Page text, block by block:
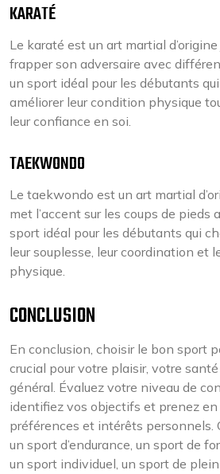
KARATÉ
Le karaté est un art martial
frapper son adversaire avec
un sport idéal pour les débutants
améliorer leur condition physique
leur confiance en soi.
TAEKWONDO
Le taekwondo est un art martial
met l’accent sur les coups de pieds
sport idéal pour les débutants qui
leur souplesse, leur coordination et
physique.
CONCLUSION
En conclusion, choisir le bon sport
crucial pour votre plaisir, votre
général. Évaluez votre niveau de
identifiez vos objectifs et prenez
préférences et intérêts personnels.
un sport d’endurance, un sport de
un sport individuel, un sport de